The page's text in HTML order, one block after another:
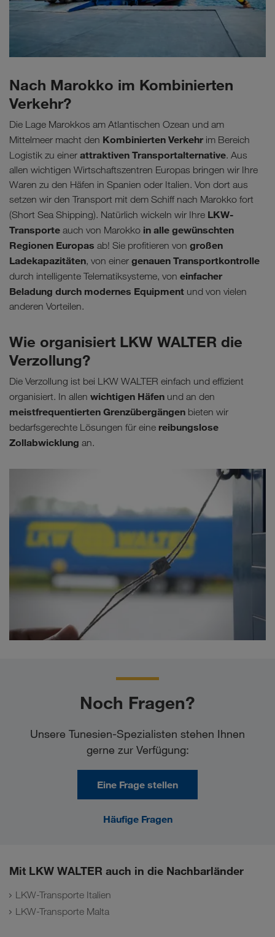
Nach Marokko im Kombinierten
Verkehr?
Die Lage Marokkos am Atlantischen Ozean und am
Mittelmeer macht den Kombinierten Verkehr im Bereich
Logistik zu einer attraktiven Transportalternative. Aus
allen wichtigen Wirtschaftszentren Europas bringen wir Ihre
Waren zu den Häfen in Spanien oder Italien. Von dort aus
setzen wir den Transport mit dem Schiff nach Marokko fort
(Short Sea Shipping). Natürlich wickeln wir Ihre LKW-
Transporte auch von Marokko in alle gewünschten
Regionen Europas ab! Sie profitieren von großen
Ladekapazitäten, von einer genauen Transportkontrolle
durch intelligente Telematiksysteme, von einfacher
Beladung durch modernes Equipment und von vielen
anderen Vorteilen.
Wie organisiert LKW WALTER die
Verzollung?
Die Verzollung ist bei LKW WALTER einfach und effizient
organisiert. In allen wichtigen Häfen und an den
meistfrequentierten Grenzübergängen bieten wir
bedarfsgerechte Lösungen für eine reibungslose
Zollabwicklung an.
Noch Fragen?
Unsere Tunesien-Spezialisten stehen Ihnen
gerne zur Verfügung:
Eine Frage stellen
Häufige Fragen
Mit LKW WALTER auch in die Nachbarländer
LKW-Transporte Italien
LKW-Transporte Malta